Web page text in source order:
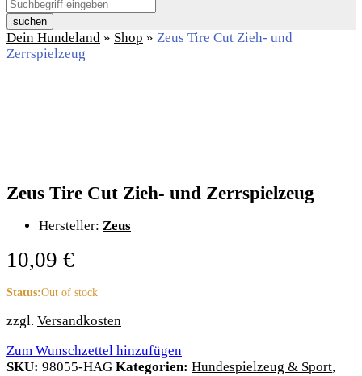
suchen
Dein Hundeland » Shop » Zeus Tire Cut Zieh- und
Zerrspielzeug
Zeus Tire Cut Zieh- und Zerrspielzeug
Hersteller: Zeus
10,09 €
Status:Out of stock
zzgl. Versandkosten
Zum Wunschzettel hinzufügen
SKU: 98055-HAG Kategorien: Hundespielzeug & Sport,